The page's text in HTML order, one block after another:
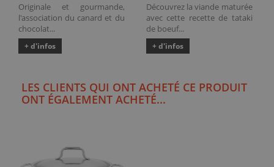
Originale et gourmande,
l'association du canard et du
chocolat...
+ d'infos
Découvrez la viande maturée
avec cette recette de tataki
de boeuf...
+ d'infos
LES CLIENTS QUI ONT ACHETÉ CE PRODUIT
ONT ÉGALEMENT ACHETÉ...